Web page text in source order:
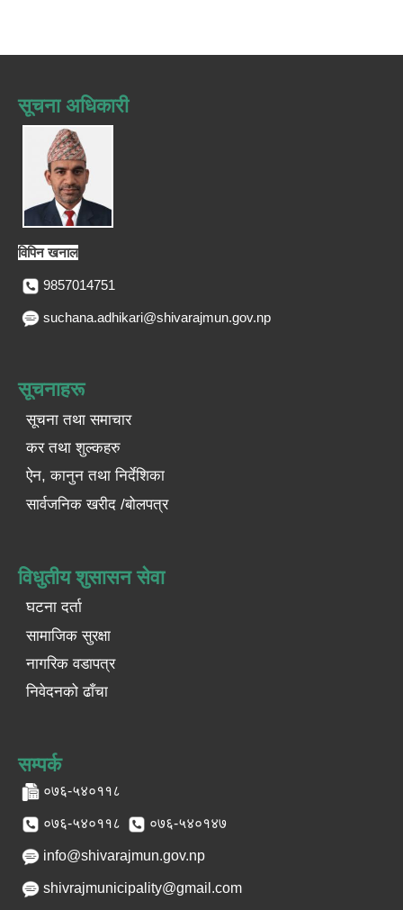
सूचना अधिकारी
विपिन खनाल
9857014751
suchana.adhikari@shivarajmun.gov.np
सूचनाहरू
सूचना तथा समाचार
कर तथा शुल्कहरु
ऐन, कानुन तथा निर्देशिका
सार्वजनिक खरीद /बोलपत्र
विधुतीय शुसासन सेवा
घटना दर्ता
सामाजिक सुरक्षा
नागरिक वडापत्र
निवेदनको ढाँचा
सम्पर्क
०७६-५४०११८
०७६-५४०११८ ०७६-५४०१४७
info@shivarajmun.gov.np
shivrajmunicipality@gmail.com